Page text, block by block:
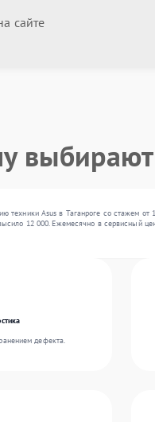
сайте
выбирают
Asus в Таганроге со стажем
12 000. Ежемесячно в сервисный
дефекта.